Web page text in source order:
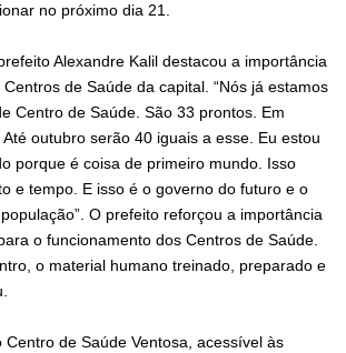
no próximo dia 21.
Alexandre Kalil destacou a importância
de Saúde da capital. “Nós já estamos
Centro de Saúde. São 33 prontos. Em
outubro serão 40 iguais a esse. Eu estou
porque é coisa de primeiro mundo. Isso
e tempo. E isso é o governo do futuro e o
O prefeito reforçou a importância
o funcionamento dos Centros de Saúde.
o material humano treinado, preparado e
Centro de Saúde Ventosa, acessível às